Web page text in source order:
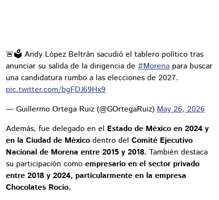
🚨🗳️ Andy López Beltrán sacudió el tablero político tras
anunciar su salida de la dirigencia de #Morena para buscar
una candidatura rumbo a las elecciones de 2027.
pic.twitter.com/bgFDJ69Hx9
— Guillermo Ortega Ruiz (@GOrtegaRuiz) May 26, 2026
Además, fue delegado en el Estado de México en 2024 y
en la Ciudad de México dentro del Comité Ejecutivo
Nacional de Morena entre 2015 y 2018. También destaca
su participación como empresario en el sector privado
entre 2018 y 2024, particularmente en la empresa
Chocolates Rocío.